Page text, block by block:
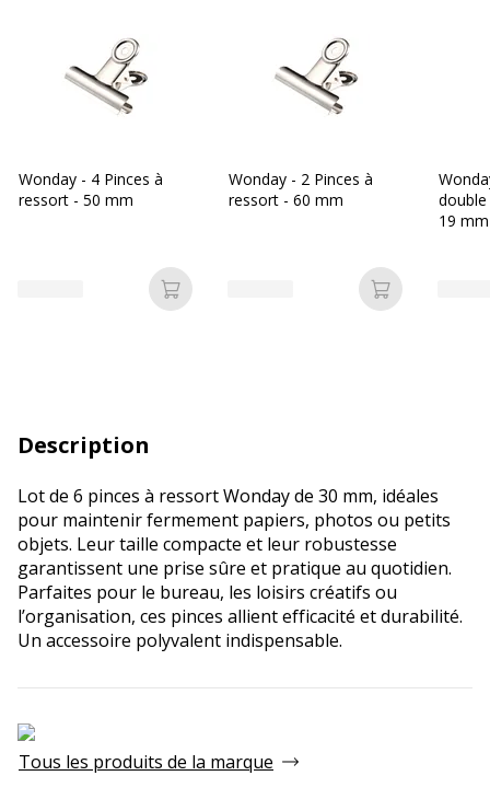
Wonday - 4 Pinces à
ressort - 50 mm
Ajouter au panier
Wonday - 2 Pinces à
ressort - 60 mm
Ajouter au
19
Description
Lot de 6 pinces à ressort Wonday de 30 mm, idéales
pour maintenir fermement papiers, photos ou petits
objets. Leur taille compacte et leur robustesse
garantissent une prise sûre et pratique au quotidien.
Parfaites pour le bureau, les loisirs créatifs ou
l’organisation, ces pinces allient efficacité et durabilité.
Un accessoire polyvalent indispensable.
Tous les produits de la marque